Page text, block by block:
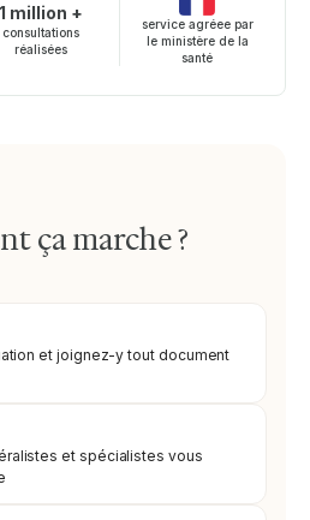
1 million +
consultations
réalisées
service agréee par
le ministère de la
santé
ça marche ?
et joignez-y tout document
et spécialistes vous